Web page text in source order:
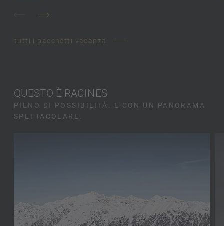
tutti i pacchetti vacanza
QUESTO È RACINES
PIENO DI POSSIBILITÀ. E CON UN PANORAMA
SPETTACOLARE.